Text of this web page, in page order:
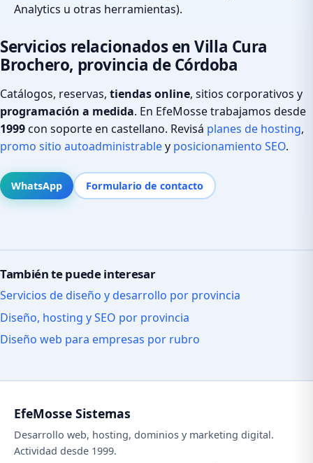
Analytics u otras herramientas).
Servicios relacionados en Villa Cura
Brochero, provincia de Córdoba
Catálogos, reservas, tiendas online, sitios corporativos y
programación a medida. En EfeMosse trabajamos desde
1999con soporte en castellano. Revisá planes de hosting,
promo sitio autoadministrabley posicionamiento SEO.
WhatsApp Formulario de contacto
También te puede interesar
Servicios de diseño y desarrollo por provincia
Diseño, hosting y SEO por provincia
Diseño web para empresas por rubro
EfeMosse Sistemas
Desarrollo web, hosting, dominios y marketing digital.
Actividad desde 1999.